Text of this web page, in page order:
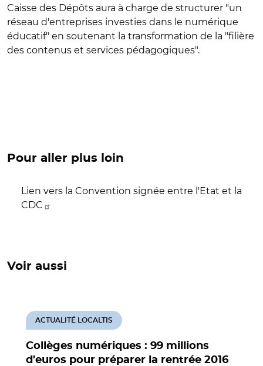
Caisse des Dépôts aura à charge de structurer "un
réseau d'entreprises investies dans le numérique
éducatif" en soutenant la transformation de la "filière
des contenus et services pédagogiques".
Pour aller plus loin
Lien vers la Convention signée entre l'Etat et la
CDC
Voir aussi
Collèges numériques : 99 millions
d'euros pour préparer la rentrée 2016
ACTUALITÉ LOCALTIS